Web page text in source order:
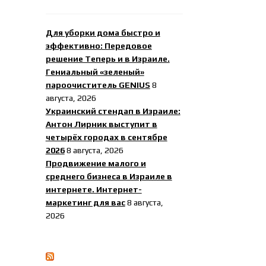
Для уборки дома быстро и
эффективно: Передовое
решение Теперь и в Израиле.
Гениальный «зеленый»
пароочиститель GENIUS 8
августа, 2026
Украинский стендап в Израиле:
Антон Лирник выступит в
четырёх городах в сентябре
2026 8 августа, 2026
Продвижение малого и
среднего бизнеса в Израиле в
интернете. Интернет-
маркетинг для вас 8 августа,
2026